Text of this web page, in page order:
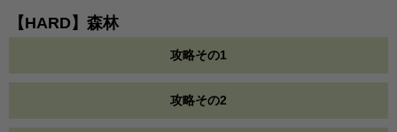
【HARD】森林
攻略その1
攻略その2